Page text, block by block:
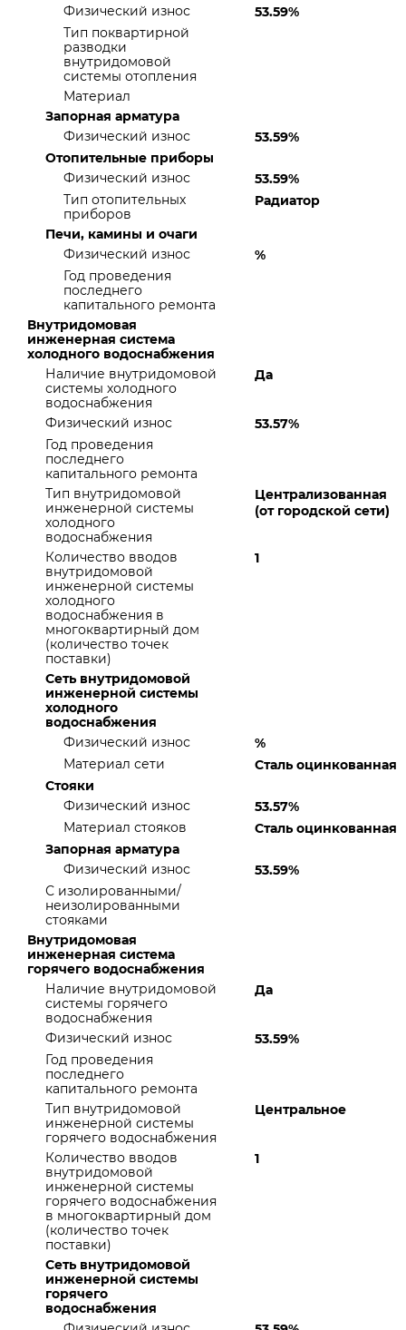
Физический износ
53.59%
Тип поквартирной
разводки
внутридомовой
системы отопления
Материал
Запорная арматура
Физический износ
53.59%
Отопительные приборы
Физический износ
53.59%
Тип отопительных
приборов
Радиатор
Печи, камины и очаги
Физический износ
%
Год проведения
последнего
капитального ремонта
Внутридомовая
инженерная система
холодного водоснабжения
Наличие внутридомовой
системы холодного
водоснабжения
Да
Физический износ
53.57%
Год проведения
последнего
капитального ремонта
Тип внутридомовой
инженерной системы
холодного
водоснабжения
Централизованная
(от городской сети)
Количество вводов
внутридомовой
инженерной системы
холодного
водоснабжения в
многоквартирный дом
(количество точек
поставки)
1
Сеть внутридомовой
инженерной системы
холодного
водоснабжения
Физический износ
%
Материал сети
Сталь оцинкованная
Стояки
Физический износ
53.57%
Материал стояков
Сталь оцинкованная
Запорная арматура
Физический износ
53.59%
С изолированными/
неизолированными
стояками
Внутридомовая
инженерная система
горячего водоснабжения
Наличие внутридомовой
системы горячего
водоснабжения
Да
Физический износ
53.59%
Год проведения
последнего
капитального ремонта
Тип внутридомовой
инженерной системы
горячего водоснабжения
Центральное
Количество вводов
внутридомовой
инженерной системы
горячего водоснабжения
в многоквартирный дом
(количество точек
поставки)
1
Сеть внутридомовой
инженерной системы
горячего
водоснабжения